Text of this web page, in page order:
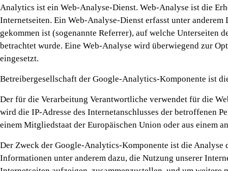
Analytics ist ein Web-Analyse-Dienst. Web-Analyse ist die
Internetseiten. Ein Web-Analyse-Dienst erfasst unter
gekommen ist (sogenannte Referrer), auf welche
betrachtet wurde. Eine Web-Analyse wird überwiegend zur
eingesetzt.
Betreibergesellschaft der Google-Analytics-Komponente ist
Der für die Verarbeitung Verantwortliche verwendet für die
wird die IP-Adresse des Internetanschlusses der betroffenen
einem Mitgliedstaat der Europäischen Union oder aus einem
Der Zweck der Google-Analytics-Komponente ist die Analyse
Informationen unter anderem dazu, die Nutzung unserer